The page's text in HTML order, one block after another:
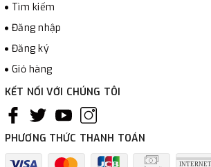
Tìm kiếm
Đăng nhập
Đăng ký
Giỏ hàng
KẾT NỐI VỚI CHÚNG TÔI
PHƯƠNG THỨC THANH TOÁN